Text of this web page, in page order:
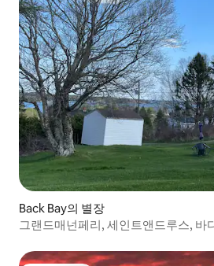
Back Bay의 별장
그랜드매넌페리, 세인트앤드루스, 바